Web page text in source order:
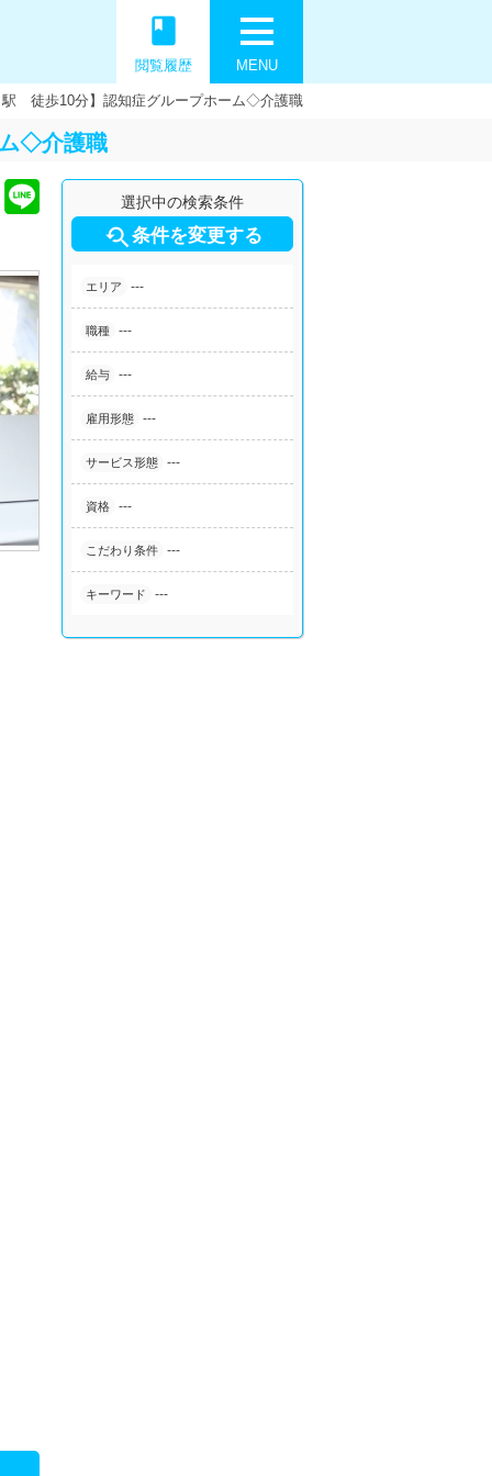
MENU
book
閲覧履歴
駅 徒歩10分】認知症グループホーム◇介護職
◇介護職
選択中の検索条件
条件を変更する
エリア ---
職種 ---
給与 ---
雇用形態 ---
サービス形態 ---
資格 ---
こだわり条件 ---
キーワード ---